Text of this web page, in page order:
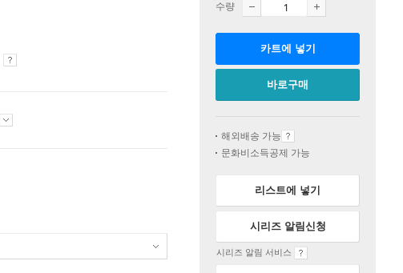
수량
카트에 넣기
바로구매
해외배송 가능
문화비소득공제 가능
리스트에 넣기
시리즈 알림신청
시리즈 알림 서비스